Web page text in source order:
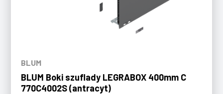
BLUM
BLUM Boki szuflady LEGRABOX 400mm C
770C4002S (antracyt)